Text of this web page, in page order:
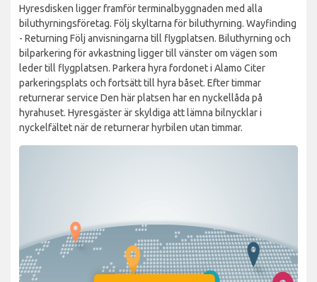
Hyresdisken ligger framför terminalbyggnaden med alla
biluthyrningsföretag. Följ skyltarna för biluthyrning. Wayfinding
- Returning Följ anvisningarna till flygplatsen. Biluthyrning och
bilparkering för avkastning ligger till vänster om vägen som
leder till flygplatsen. Parkera hyra fordonet i Alamo Citer
parkeringsplats och fortsätt till hyra båset. Efter timmar
returnerar service Den här platsen har en nyckellåda på
hyrahuset. Hyresgäster är skyldiga att lämna bilnycklar i
nyckelfältet när de returnerar hyrbilen utan timmar.